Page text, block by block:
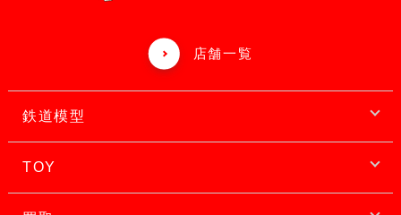
店舗一覧
鉄道模型
TOY